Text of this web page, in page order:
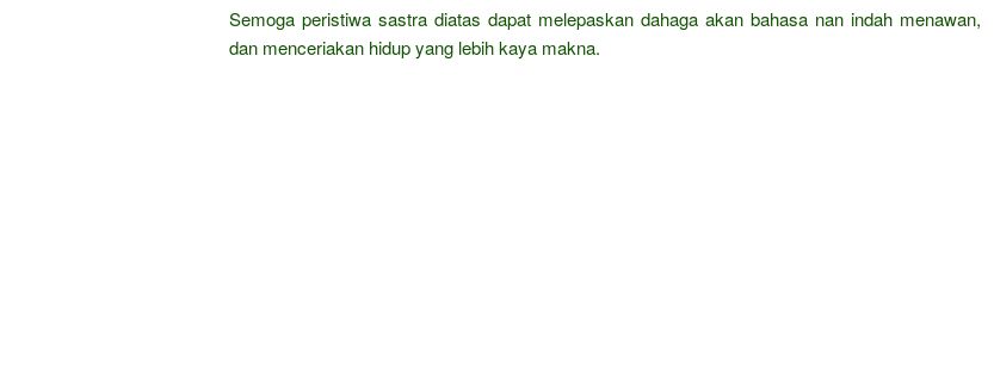
Semoga peristiwa sastra diatas dapat melepaskan dahaga akan bahasa nan indah menawan,
dan menceriakan hidup yang lebih kaya makna.